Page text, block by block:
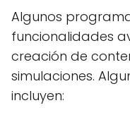
Algunos
funcionalidades
creación de
simulaciones.
incluyen: